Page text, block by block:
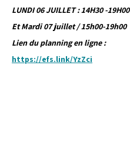
LUNDI 06 JUILLET : 14H30 -19H00
Et Mardi 07 juillet / 15h00-19h00
Lien du planning en ligne :
https://efs.link/YzZci